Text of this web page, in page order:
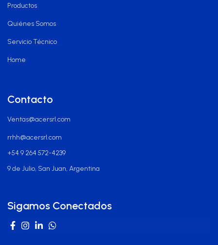
Productos
Quiénes Somos
Servicio Técnico
Home
Contacto
Ventas@acersrl.com
rrhh@acersrl.com
+54 9 264 572-4239
9 de Julio, San Juan, Argentina
Sigamos Conectados